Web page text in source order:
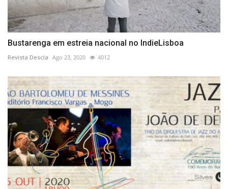
Bustarenga em estreia nacional no IndieLisboa
Revista Descla Ago 23, 2020 4012